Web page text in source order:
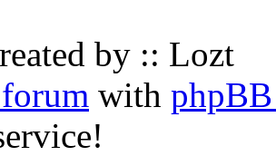
by :: Lozt
with